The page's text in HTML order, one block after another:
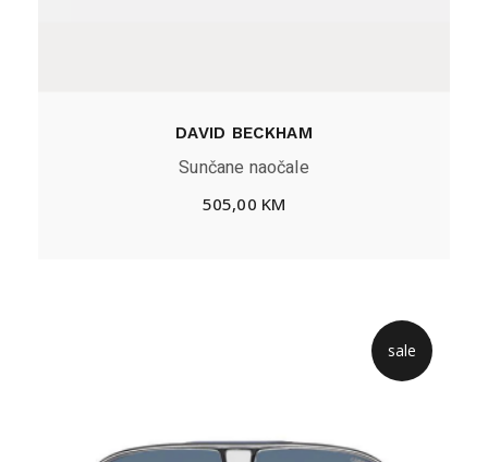
DAVID BECKHAM
Sunčane naočale
505,00 KM
sale